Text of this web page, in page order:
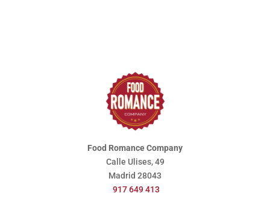
Food Romance Company
Calle Ulises, 49
Madrid 28043
917 649 413